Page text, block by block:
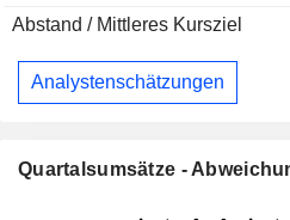
Abstand / Mittleres Kursziel
Analystenschätzungen
Quartalsumsätze -